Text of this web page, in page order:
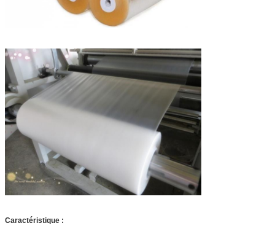
Caractéristique :